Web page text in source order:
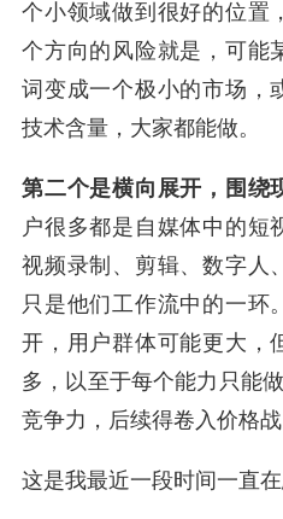
个小领域做到很好的位置
个方向的风险就是，可能
词变成一个极小的市场，
技术含量，大家都能做。
第二个是横向展开，围绕
户很多都是自媒体中的短
视频录制、剪辑、数字人
只是他们工作流中的一环
开，用户群体可能更大，
多，以至于每个能力只能
竞争力，后续得卷入价格
这是我最近一段时间一直在